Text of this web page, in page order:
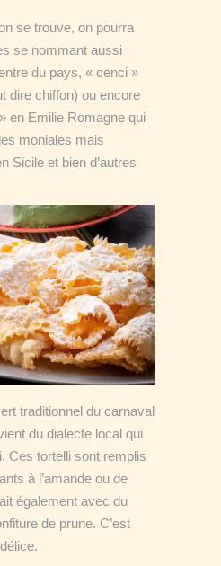
se trouve, on pourra
se nommant aussi
du pays, « cenci »
dire chiffon) ou encore
en Emilie Romagne qui
moniales mais
Sicile et bien d’autres
traditionnel du carnaval
du dialecte local qui
Ces tortelli sont remplis
à l’amande ou de
également avec du
de prune. C’est